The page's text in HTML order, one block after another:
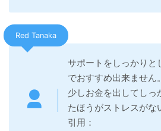
Red Tanaka
サポートをしっかりと
でおすすめ出来ません
少しお金を出してしっ
たほうがストレスがな
引用：